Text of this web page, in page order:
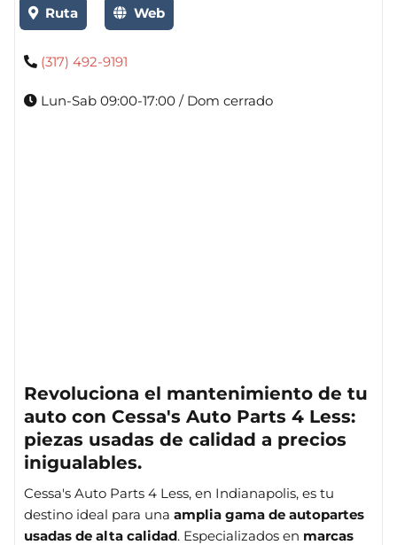
Ruta Web
(317) 492-9191
Lun-Sab 09:00-17:00 / Dom cerrado
Revoluciona el mantenimiento de tu
auto con Cessa's Auto Parts 4 Less:
piezas usadas de calidad a precios
inigualables.
Cessa's Auto Parts 4 Less, en Indianapolis, es tu
destino ideal para una amplia gama de autopartes
usadas de alta calidad. Especializados en marcas